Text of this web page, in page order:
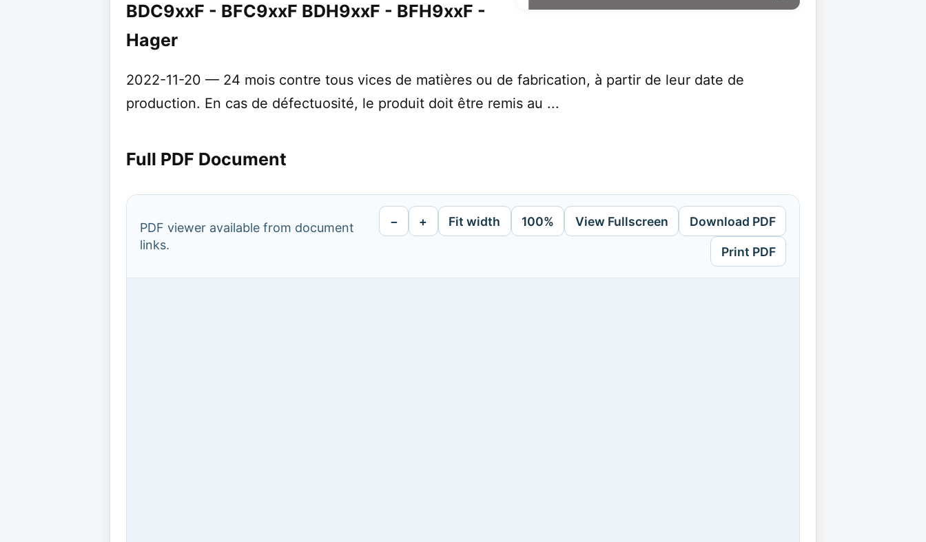
BDC9xxF - BFC9xxF BDH9xxF - BFH9xxF -
Hager
2022-11-20 — 24 mois contre tous vices de matières ou de fabrication, à partir de leur date de
production. En cas de défectuosité, le produit doit être remis au ...
Full PDF Document
PDF viewer available from document
links.
− + Fit width 100% View Fullscreen Download PDF
Print PDF